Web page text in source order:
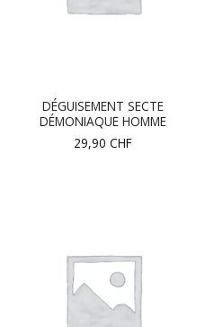
DÉGUISEMENT SECTE
DÉMONIAQUE HOMME
29,90 CHF